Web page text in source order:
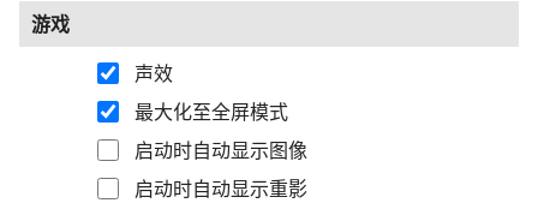
游戏
声效
最大化至全屏模式
启动时自动显示图像
启动时自动显示重影